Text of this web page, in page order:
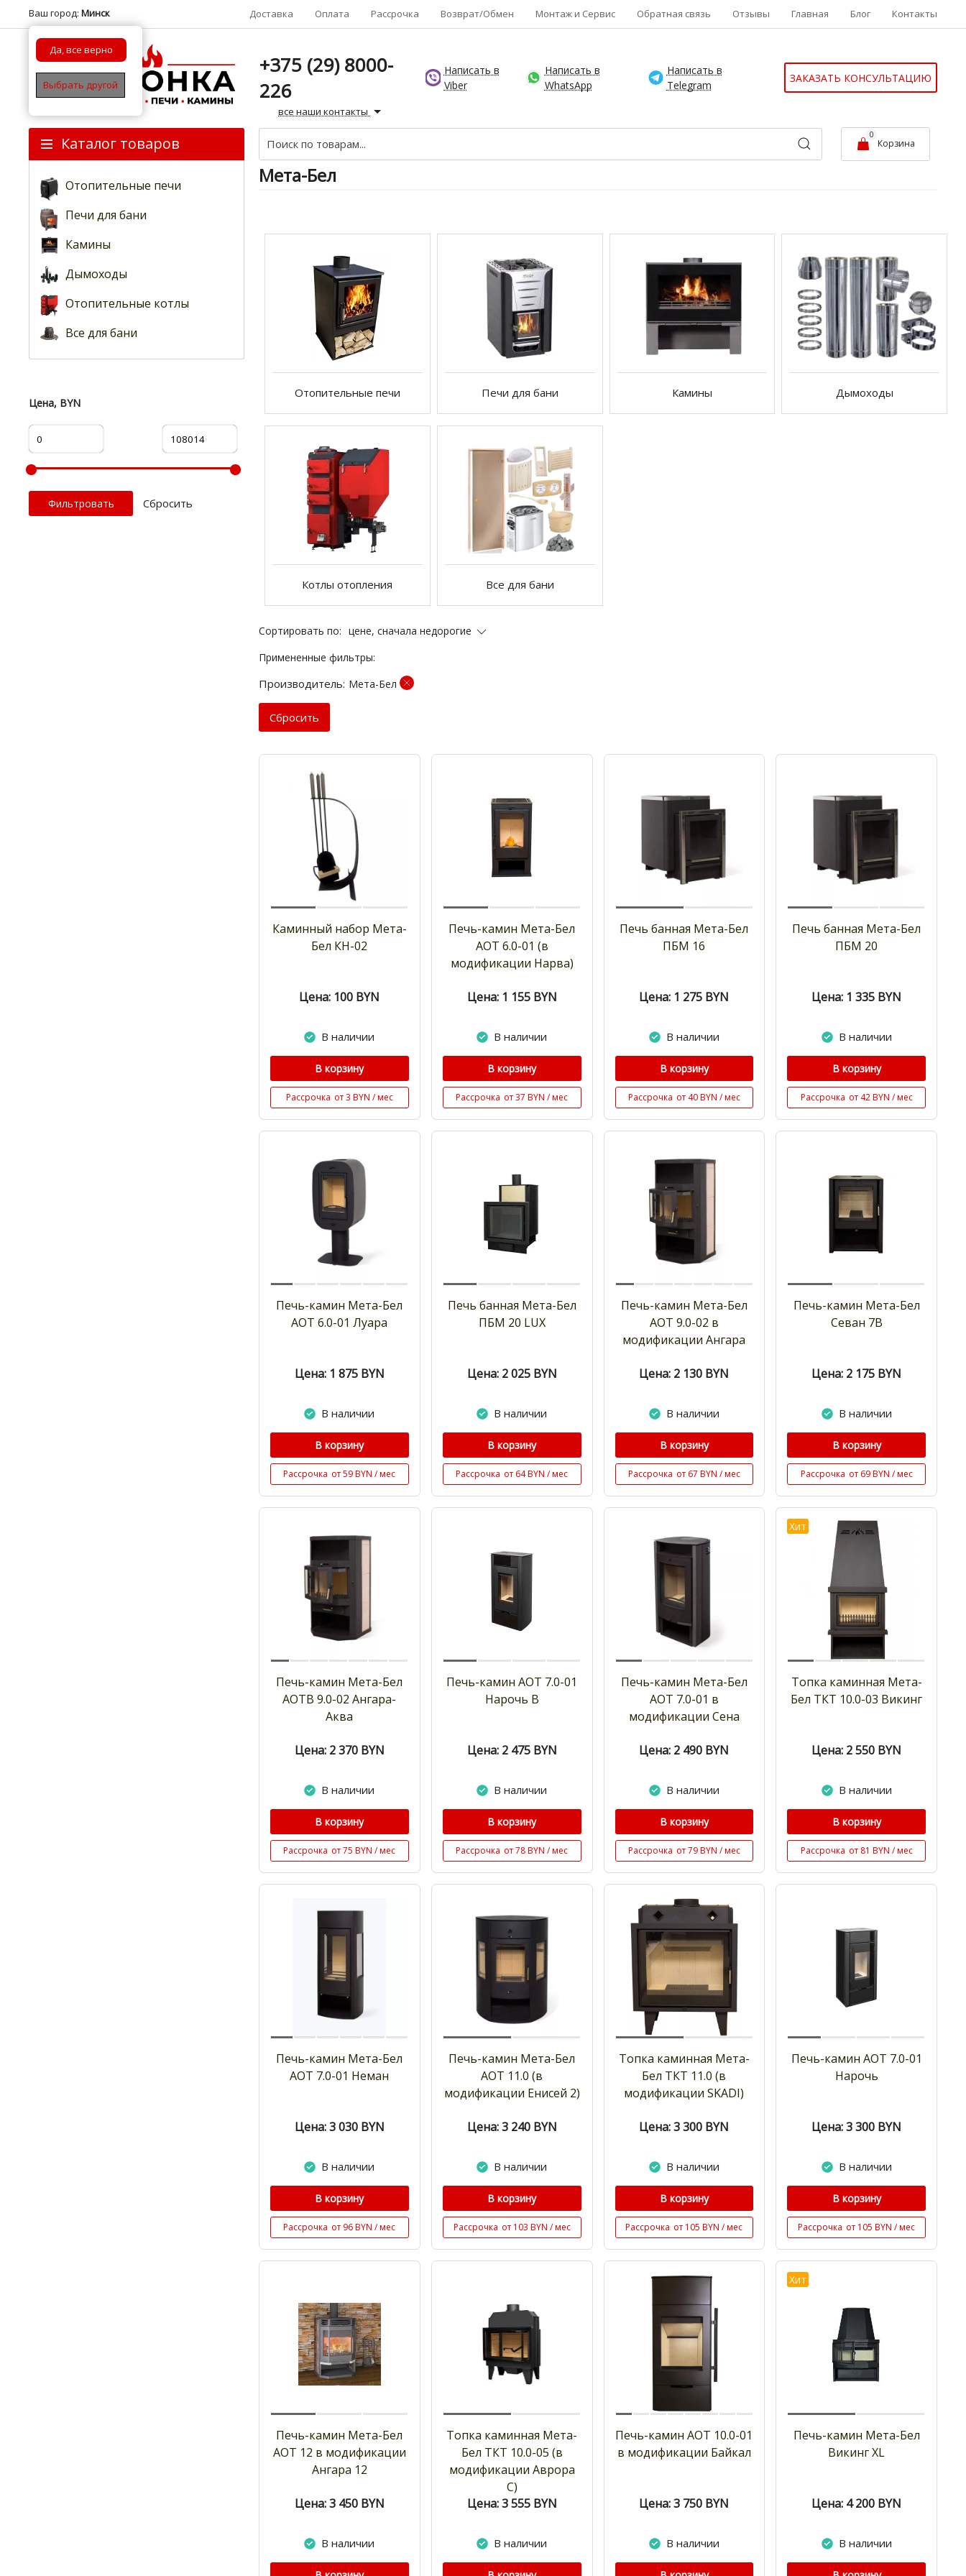
Ваш город: Минск
Да, все верно
Выбрать другой
Доставка Оплата Рассрочка Возврат/Обмен Монтаж и Сервис Обратная связь Отзывы Главная Блог Контакты
+375 (29) 8000-
226
все наши контакты
Написать в
Viber
Написать в
WhatsApp
Написать в
Telegram
ЗАКАЗАТЬ КОНСУЛЬТАЦИЮ
Каталог товаров
Отопительные печи
Печи для бани
Камины
Дымоходы
Отопительные котлы
Все для бани
0
Корзина
Цена, BYN
Cбросить
Мета-Бел
Отопительные печи Печи для бани Камины Дымоходы
Котлы отопления Все для бани
Сортировать по: цене, сначала недорогие
Примененные фильтры:
Производитель: Мета-Бел
Cбросить
Каминный набор Мета-
Бел КН-02
Цена: 100 BYN
В наличии
В корзину
Рассрочка от 3 BYN / мес
Печь-камин Мета-Бел
АОТ 6.0-01 (в
модификации Нарва)
Цена: 1 155 BYN
В наличии
В корзину
Рассрочка от 37 BYN / мес
Печь банная Мета-Бел
ПБМ 16
Цена: 1 275 BYN
В наличии
В корзину
Рассрочка от 40 BYN / мес
Печь банная Мета-Бел
ПБМ 20
Цена: 1 335 BYN
В наличии
В корзину
Рассрочка от 42 BYN / мес
Печь-камин Мета-Бел
АОТ 6.0-01 Луара
Цена: 1 875 BYN
В наличии
В корзину
Рассрочка от 59 BYN / мес
Печь банная Мета-Бел
ПБМ 20 LUX
Цена: 2 025 BYN
В наличии
В корзину
Рассрочка от 64 BYN / мес
Печь-камин Мета-Бел
АОТ 9.0-02 в
модификации Ангара
Цена: 2 130 BYN
В наличии
В корзину
Рассрочка от 67 BYN / мес
Печь-камин Мета-Бел
Севан 7В
Цена: 2 175 BYN
В наличии
В корзину
Рассрочка от 69 BYN / мес
Печь-камин Мета-Бел
АОТВ 9.0-02 Ангара-
Аква
Цена: 2 370 BYN
В наличии
В корзину
Рассрочка от 75 BYN / мес
Печь-камин АОТ 7.0-01
Нарочь В
Цена: 2 475 BYN
В наличии
В корзину
Рассрочка от 78 BYN / мес
Печь-камин Мета-Бел
АОТ 7.0-01 в
модификации Сена
Цена: 2 490 BYN
В наличии
В корзину
Рассрочка от 79 BYN / мес
Хит
Топка каминная Мета-
Бел ТКТ 10.0-03 Викинг
Цена: 2 550 BYN
В наличии
В корзину
Рассрочка от 81 BYN / мес
Печь-камин Мета-Бел
АОТ 7.0-01 Неман
Цена: 3 030 BYN
В наличии
В корзину
Рассрочка от 96 BYN / мес
Печь-камин Мета-Бел
АОТ 11.0 (в
модификации Енисей 2)
Цена: 3 240 BYN
В наличии
В корзину
Рассрочка от 103 BYN / мес
Топка каминная Мета-
Бел ТКТ 11.0 (в
модификации SKADI)
Цена: 3 300 BYN
В наличии
В корзину
Рассрочка от 105 BYN / мес
Печь-камин АОТ 7.0-01
Нарочь
Цена: 3 300 BYN
В наличии
В корзину
Рассрочка от 105 BYN / мес
Печь-камин Мета-Бел
АОТ 12 в модификации
Ангара 12
Цена: 3 450 BYN
В наличии
Топка каминная Мета-
Бел ТКТ 10.0-05 (в
модификации Аврора
С)
Цена: 3 555 BYN
В наличии
Печь-камин АОТ 10.0-01
в модификации Байкал
Цена: 3 750 BYN
В наличии
Хит
Печь-камин Мета-Бел
Викинг XL
Цена: 4 200 BYN
В наличии